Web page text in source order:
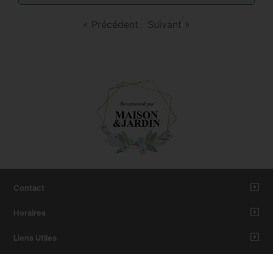
« Précédent Suivant »
Contact
Horaires
Liens Utiles